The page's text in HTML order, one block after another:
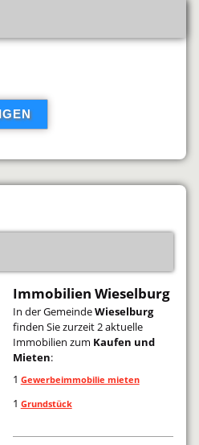
Immobilien Wieselburg
In der GemeindeWieselburg
finden Sie zurzeit 2 aktuelle
Immobilien zum Kaufen und
Mieten:
1 Gewerbeimmobilie mieten
1 Grundstück